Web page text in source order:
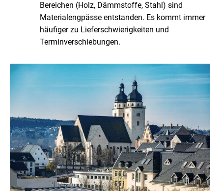
Bereichen (Holz, Dämmstoffe, Stahl) sind
Materialengpässe entstanden. Es kommt immer
häufiger zu Lieferschwierigkeiten und
Terminverschiebungen.